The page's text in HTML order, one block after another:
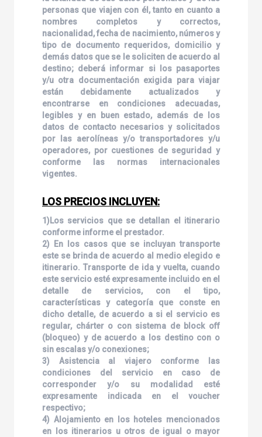
personas que viajen con él, tanto en cuanto a
nombres completos y correctos,
nacionalidad, fecha de nacimiento, números y
tipo de documento requeridos, domicilio y
demás datos que se le soliciten de acuerdo al
destino; deberá informar si los pasaportes
y/u otra documentación exigida para viajar
están debidamente actualizados y
encontrarse en condiciones adecuadas,
legibles y en buen estado, además de los
datos de contacto necesarios y solicitados
por las aerolíneas y/o transportadores y/u
operadores, por cuestiones de seguridad y
conforme las normas internacionales
vigentes.
LOS PRECIOS INCLUYEN:
1)Los servicios que se detallan el itinerario
conforme informe el prestador.
2) En los casos que se incluyan transporte
este se brinda de acuerdo al medio elegido e
itinerario. Transporte de ida y vuelta, cuando
este servicio esté expresamente incluido en el
detalle de servicios, con el tipo,
características y categoría que conste en
dicho detalle, de acuerdo a si el servicio es
regular, chárter o con sistema de block off
(bloqueo) y de acuerdo a los destino con o
sin escalas y/o conexiones;
3) Asistencia al viajero conforme las
condiciones del servicio en caso de
corresponder y/o su modalidad esté
expresamente indicada en el voucher
respectivo;
4) Alojamiento en los hoteles mencionados
en los itinerarios u otros de igual o mayor